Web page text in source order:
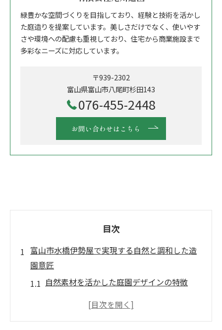
緑豊かな空間づくりを目指しており、経験と技術を活かし
た庭造りを提案しています。美しさだけでなく、使いやす
さや環境への配慮も重視しており、住宅から商業施設まで
多彩なニーズに対応しています。
〒939-2302
富山県富山市八尾町杉田143
076-455-2448
お問い合わせはこちら
目次
富山市水橋伊勢屋で実現する自然と調和した造
園意匠
自然素材を活かした庭園デザインの特徴
地域の気候に適した植物選びのポイント